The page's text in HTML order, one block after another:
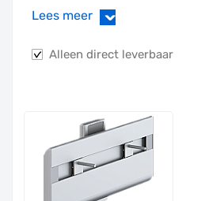
Lees meer ›
Alleen direct leverbaar